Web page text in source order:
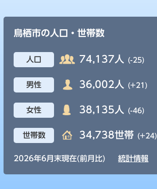
鳥栖市の人口・世帯数
人口 74,137人 (-25)
男性 36,002人 (+21)
女性 38,135人 (-46)
世帯数 34,738世帯 (+24)
2026年6月末現在(前月比) 統計情報